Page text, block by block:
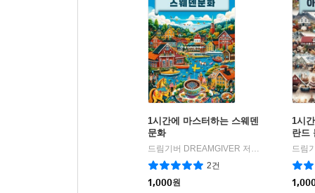
1시간에 마스터하는 스웨덴
문화
드림기버 DREAMGIVER 저
| 플레이월드주
2건
1,000원
1시
란드